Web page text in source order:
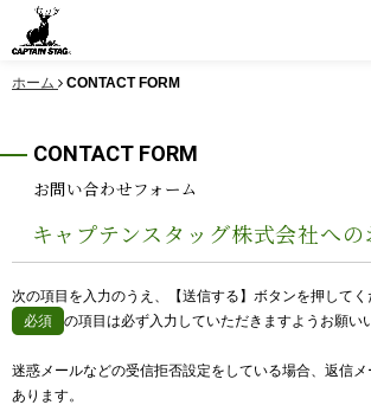
ホーム CONTACT FORM
CONTACT FORM
お問い合わせフォーム
キャプテンスタッグ株式会社へ
次の項目を入力のうえ、【送信する】ボタンを押してく
必須
の項目は必ず入力していただきますようお願い
迷惑メールなどの受信拒否設定をしている場合、返信
あります。